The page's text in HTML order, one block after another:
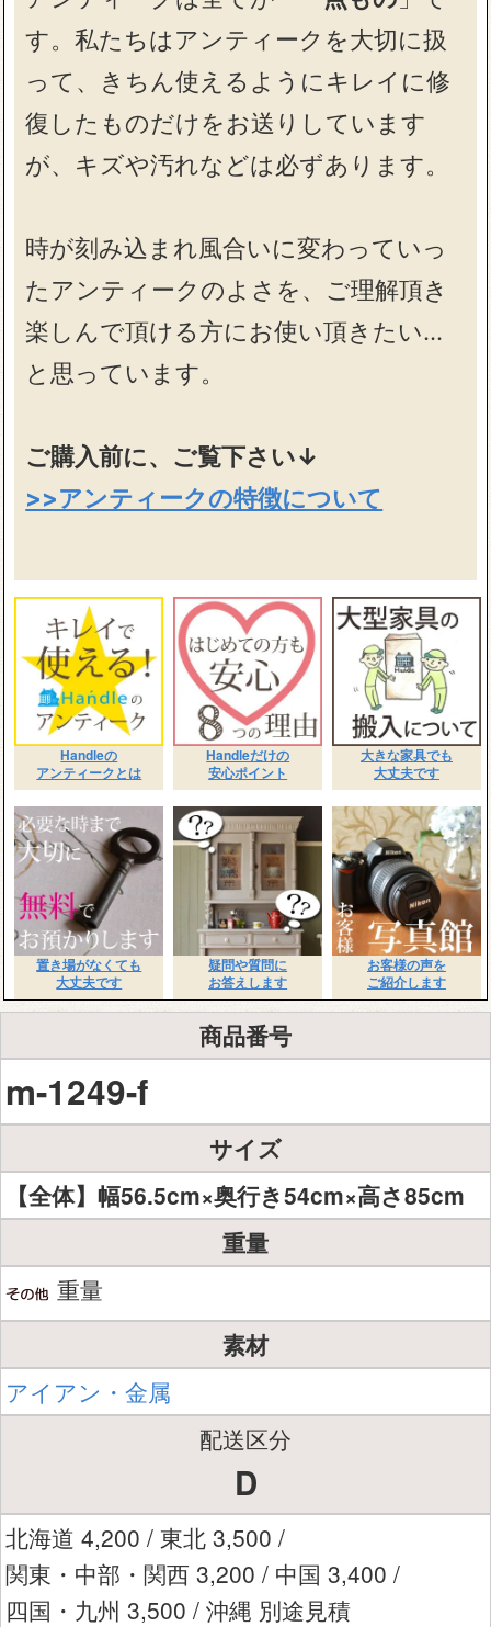
す。私たちはアンティークを大切に扱
って、きちん使えるようにキレイに修
復したものだけをお送りしています
が、キズや汚れなどは必ずあります。
時が刻み込まれ風合いに変わっていっ
たアンティークのよさを、ご理解頂き
楽しんで頂ける方にお使い頂きたい…
と思っています。
ご購入前に、ご覧下さい↓
>>アンティークの特徴について
Handleの
アンティークとは
Handleだけの
安心ポイント
大きな家具でも
大丈夫です
置き場がなくても
大丈夫です
疑問や質問に
お答えします
お客様の声を
ご紹介します
商品番号
m-1249-f
サイズ
【全体】幅56.5cm×奥行き54cm×高さ85cm
重量
重量
素材
アイアン・金属
配送区分
D
北海道 4,200 / 東北 3,500 /
関東・中部・関西 3,200 / 中国 3,400 /
四国・九州 3,500 / 沖縄 別途見積